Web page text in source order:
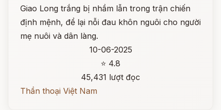
Giao Long trắng bị nhầm lẫn trong trận chiến
định mệnh, để lại nỗi đau khôn nguôi cho người
mẹ nuôi và dân làng.
10-06-2025
⭐ 4.8
45,431 lượt đọc
Thần thoại Việt Nam